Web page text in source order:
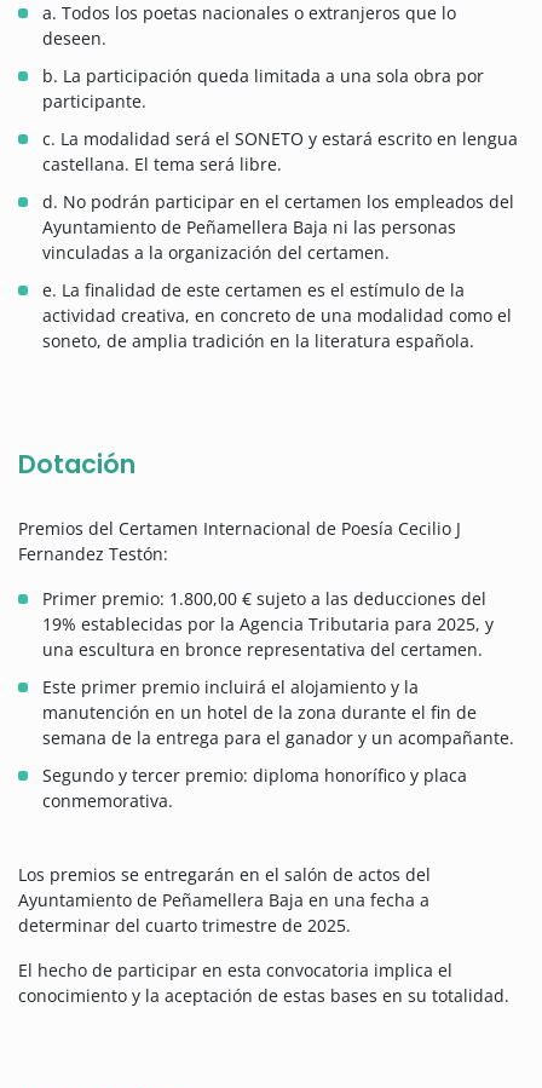
a. Todos los poetas nacionales o extranjeros que lo
deseen.
b. La participación queda limitada a una sola obra por
participante.
c. La modalidad será el SONETO y estará escrito en lengua
castellana. El tema será libre.
d. No podrán participar en el certamen los empleados del
Ayuntamiento de Peñamellera Baja ni las personas
vinculadas a la organización del certamen.
e. La finalidad de este certamen es el estímulo de la
actividad creativa, en concreto de una modalidad como el
soneto, de amplia tradición en la literatura española.
Dotación
Premios del Certamen Internacional de Poesía Cecilio J
Fernandez Testón:
Primer premio: 1.800,00 € sujeto a las deducciones del
19% establecidas por la Agencia Tributaria para 2025, y
una escultura en bronce representativa del certamen.
Este primer premio incluirá el alojamiento y la
manutención en un hotel de la zona durante el fin de
semana de la entrega para el ganador y un acompañante.
Segundo y tercer premio: diploma honorífico y placa
conmemorativa.
Los premios se entregarán en el salón de actos del
Ayuntamiento de Peñamellera Baja en una fecha a
determinar del cuarto trimestre de 2025.
El hecho de participar en esta convocatoria implica el
conocimiento y la aceptación de estas bases en su totalidad.